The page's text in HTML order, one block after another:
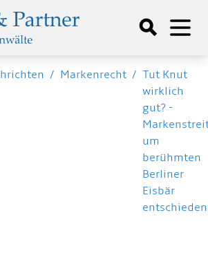
/ Markenrecht / Tut Knut
wirklich
gut? -
um
berühmten
Berliner
Eisbär
entschieden